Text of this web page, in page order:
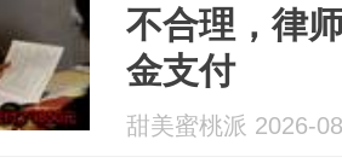
不合理，律
金支付
甜美蜜桃派 2026-